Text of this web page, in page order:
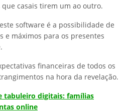
casais tirem um ao outro.
software é a possibilidade de
e máximos para os presentes
financeiras de todos os
na hora da revelação.
tabuleiro digitais: famílias
online